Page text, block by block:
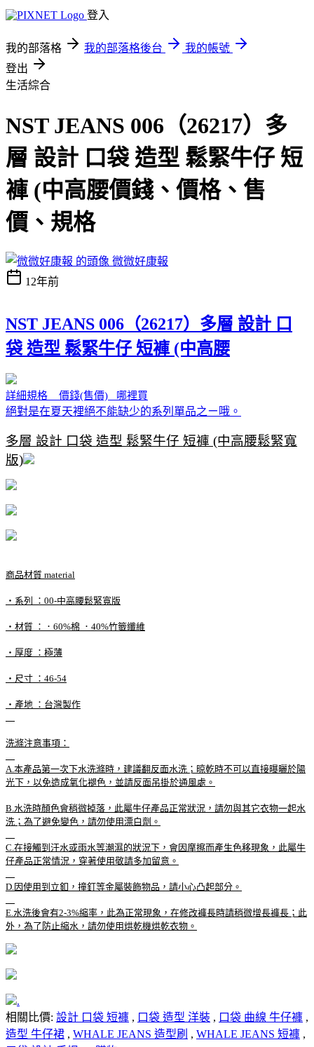
登入
我的部落格 我的部落格後台
我的帳號
登出
生活綜合
NST JEANS 006（26217）多
層 設計 口袋 造型 鬆緊牛仔 短
褲 (中高腰價錢、價格、售
價、規格
微微好康報
12年前
NST JEANS 006（26217）多層 設計 口
袋 造型 鬆緊牛仔 短褲 (中高腰
詳細規格 價錢(售價) 哪裡買
絕對是在夏天裡絕不能缺少的系列單品之ㄧ哦。
多層 設計 口袋 造型 鬆緊牛仔 短褲 (中高腰鬆緊寬
版)
商品材質 material
‧系列 ：00-中高腰鬆緊寬版
‧材質 ：．60%棉 ．40%竹籤纖維
‧厚度 ：極薄
‧尺寸 ：46-54
‧產地 ：台灣製作
洗滌注意事項：
A.本產品第一次下水洗滌時，建議翻反面水洗；晾乾時不可以直接曝曬於陽
光下，以免造成氧化褪色，並請反面吊掛於通風處。
B.水洗時顏色會稍微掉落，此屬牛仔產品正常狀況，請勿與其它衣物一起水
洗；為了避免變色，請勿使用漂白劑。
C.在接觸到汗水或雨水等潮濕的狀況下，會因摩擦而產生色移現象，此屬牛
仔產品正常情況，穿著使用敬請多加留意。
D.因使用到立釦，撞釘等金屬裝飾物品，請小心凸起部分。
E.水洗後會有2-3%縮率，此為正常現象，在修改褲長時請稍微增長褲長；此
外，為了防止縮水，請勿使用烘乾機烘乾衣物。
.
相關比價: 設計 口袋 短褲 , 口袋 造型 洋裝 , 口袋 曲線 牛仔褲 ,
造型 牛仔裙 , WHALE JEANS 造型刷 , WHALE JEANS 短褲 ,